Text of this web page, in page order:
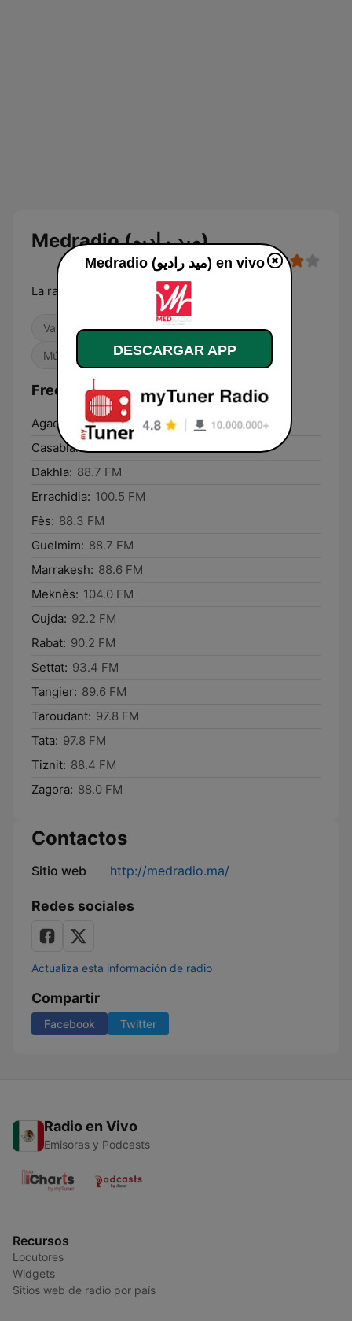
Medradio (ميد راديو)
La radio qui m'aide!
Variado Contemporánea para adultos
Músicas del mundo
Frecuencias Medradio (ميد راديو):
Agadir:
89.3 FM
Casablanca: 88.2 FM
Dakhla: 88.7 FM
Errachidia: 100.5 FM
Fès: 88.3 FM
Guelmim: 88.7 FM
Marrakesh: 88.6 FM
Meknès: 104.0 FM
Oujda: 92.2 FM
Rabat: 90.2 FM
Settat: 93.4 FM
Tangier: 89.6 FM
Taroudant: 97.8 FM
Tata: 97.8 FM
Tiznit: 88.4 FM
Zagora: 88.0 FM
Contactos
Sitio web http://medradio.ma/
Redes sociales
Actualiza esta información de radio
Compartir
Facebook Twitter
Radio en Vivo
Emisoras y Podcasts
Recursos
Locutores
Widgets
Sitios web de radio por país
Medradio (ميد راديو) en vivo
DESCARGAR APP